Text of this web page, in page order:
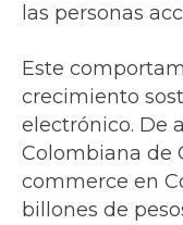
las personas
Este
crecimiento
electrónico. De
Colombiana de
commerce en
billones de